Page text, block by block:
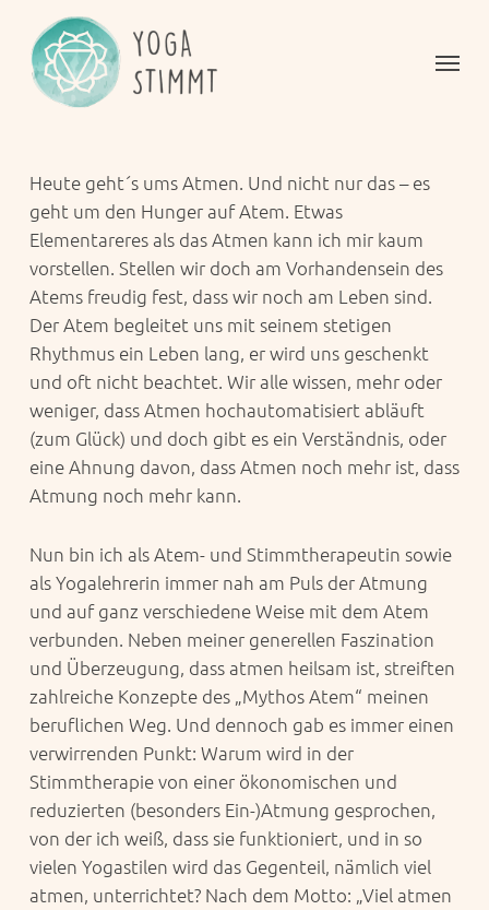
main
content
Menu
Heute geht´s ums Atmen. Und nicht nur das – es
geht um den Hunger auf Atem. Etwas
Elementareres als das Atmen kann ich mir kaum
vorstellen. Stellen wir doch am Vorhandensein des
Atems freudig fest, dass wir noch am Leben sind.
Der Atem begleitet uns mit seinem stetigen
Rhythmus ein Leben lang, er wird uns geschenkt
und oft nicht beachtet. Wir alle wissen, mehr oder
weniger, dass Atmen hochautomatisiert abläuft
(zum Glück) und doch gibt es ein Verständnis, oder
eine Ahnung davon, dass Atmen noch mehr ist, dass
Atmung noch mehr kann.
Nun bin ich als Atem- und Stimmtherapeutin sowie
als Yogalehrerin immer nah am Puls der Atmung
und auf ganz verschiedene Weise mit dem Atem
verbunden. Neben meiner generellen Faszination
und Überzeugung, dass atmen heilsam ist, streiften
zahlreiche Konzepte des „Mythos Atem“ meinen
beruflichen Weg. Und dennoch gab es immer einen
verwirrenden Punkt: Warum wird in der
Stimmtherapie von einer ökonomischen und
reduzierten (besonders Ein-)Atmung gesprochen,
von der ich weiß, dass sie funktioniert, und in so
vielen Yogastilen wird das Gegenteil, nämlich viel
atmen, unterrichtet? Nach dem Motto: „Viel atmen